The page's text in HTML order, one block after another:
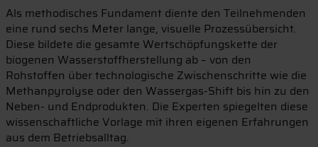
Als methodisches Fundament diente den Teilnehmenden
eine rund sechs Meter lange, visuelle Prozessübersicht.
Diese bildete die gesamte Wertschöpfungskette der
biogenen Wasserstoffherstellung ab – von den
Rohstoffen über technologische Zwischenschritte wie die
Methanpyrolyse oder den Wassergas-Shift bis hin zu den
Neben- und Endprodukten. Die Experten spiegelten diese
wissenschaftliche Vorlage mit ihren eigenen Erfahrungen
aus dem Betriebsalltag.